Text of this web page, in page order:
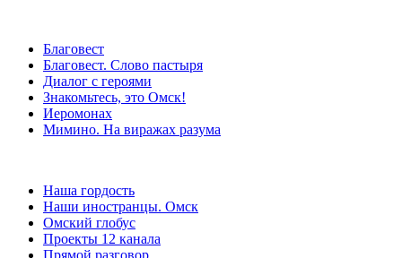
Благовест
Благовест. Слово пастыря
Диалог с героями
Знакомьтесь, это Омск!
Иеромонах
Мимино. На виражах разума
Наша гордость
Наши иностранцы. Омск
Омский глобус
Проекты 12 канала